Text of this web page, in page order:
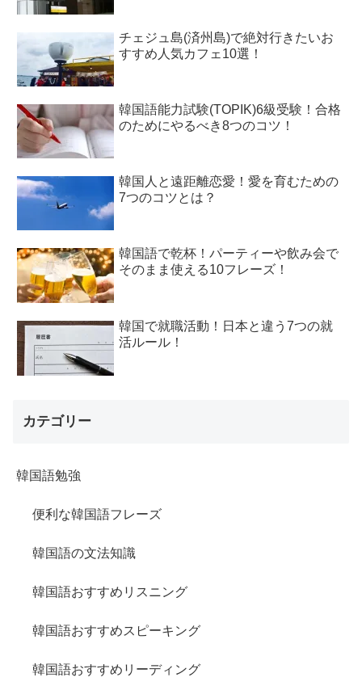
チェジュ島(済州島)で絶対行きたいお
すすめ人気カフェ10選！
韓国語能力試験(TOPIK)6級受験！合格
のためにやるべき8つのコツ！
韓国人と遠距離恋愛！愛を育むための
7つのコツとは？
韓国語で乾杯！パーティーや飲み会で
そのまま使える10フレーズ！
韓国で就職活動！日本と違う7つの就
活ルール！
カテゴリー
韓国語勉強
便利な韓国語フレーズ
韓国語の文法知識
韓国語おすすめリスニング
韓国語おすすめスピーキング
韓国語おすすめリーディング